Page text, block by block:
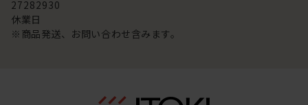
27282930
休業日
※商品発送、お問い合わせ含みます。